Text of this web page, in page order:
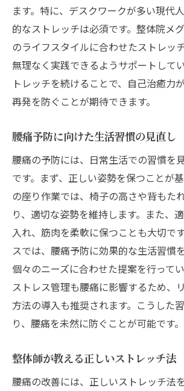
ます。特に、デスクワークが多い現代
的なストレッチは必須です。整体院メ
のライフスタイルに合わせたストレッ
無理なく実践できるようサポートして
トレッチを続けることで、自己治癒力
再発を防ぐことが期待できます。
腰痛予防に向けた生活習慣の見直し
腰痛の予防には、日常生活での習慣を
です。まず、正しい姿勢を保つことが
の座り作業では、椅子の高さや背もた
り、適切な姿勢を維持します。また、
入れ、筋肉を柔軟に保つことも大切で
スでは、腰痛予防に効果的な生活習慣
個々のニーズに合わせた提案を行ってい
ストレス管理も腰痛に影響するため、
方法の導入も推奨されます。こうした
り、腰痛を未然に防ぐことが可能です。
整体師が教える正しいストレッチ法
腰痛の改善には、正しいストレッチ法